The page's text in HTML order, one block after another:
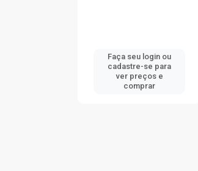
Faça seu login ou
cadastre-se para
ver preços e
comprar